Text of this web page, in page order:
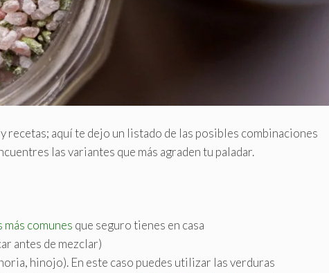
aquí te dejo un listado de las posibles combinaciones
las variantes que más agraden tu paladar.
más comunes que seguro tienes en casa
antes de mezclar)
hinojo). En este caso puedes utilizar las verduras